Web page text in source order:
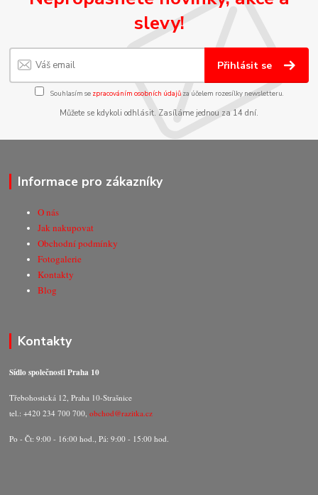
slevy!
Přihlásit se
Souhlasím se zpracováním osobních údajůza účelem rozesílky newsletteru.
Můžete se kdykoli odhlásit. Zasíláme jednou za 14 dní.
Informace pro zákazníky
O nás
Jak nakupovat
Obchodní podmínky
Fotogalerie
Kontakty
Blog
Kontakty
Sídlo společnosti Praha 10
Třebohostická 12, Praha 10-Strašnice
tel.: +420 234 700 700,obchod@razitka.cz
Po - Čt: 9:00 - 16:00 hod., Pá: 9:00 - 15:00 hod.